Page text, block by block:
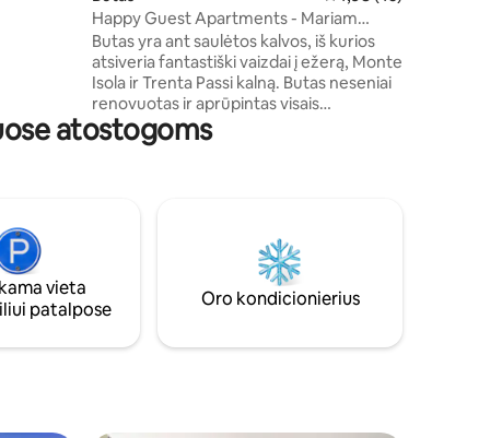
Happy Guest Apartments - Mariam
butas
Butas yra ant saulėtos kalvos, iš kurios
atsiveria fantastiški vaizdai į ežerą, Monte
Isola ir Trenta Passi kalną. Butas neseniai
renovuotas ir aprūpintas visais
patogumais. Bute gali miegoti iki 6
žmonių, jame yra dvivietis miegamasis,
į ežerą, oro kondicionierių ir privačią
automobilių stovėjimo aikštelę.
atostogoms
vieta
patalpose
Oro kondicionierius